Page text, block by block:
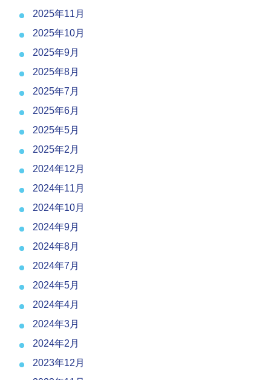
2025年11月
2025年10月
2025年9月
2025年8月
2025年7月
2025年6月
2025年5月
2025年2月
2024年12月
2024年11月
2024年10月
2024年9月
2024年8月
2024年7月
2024年5月
2024年4月
2024年3月
2024年2月
2023年12月